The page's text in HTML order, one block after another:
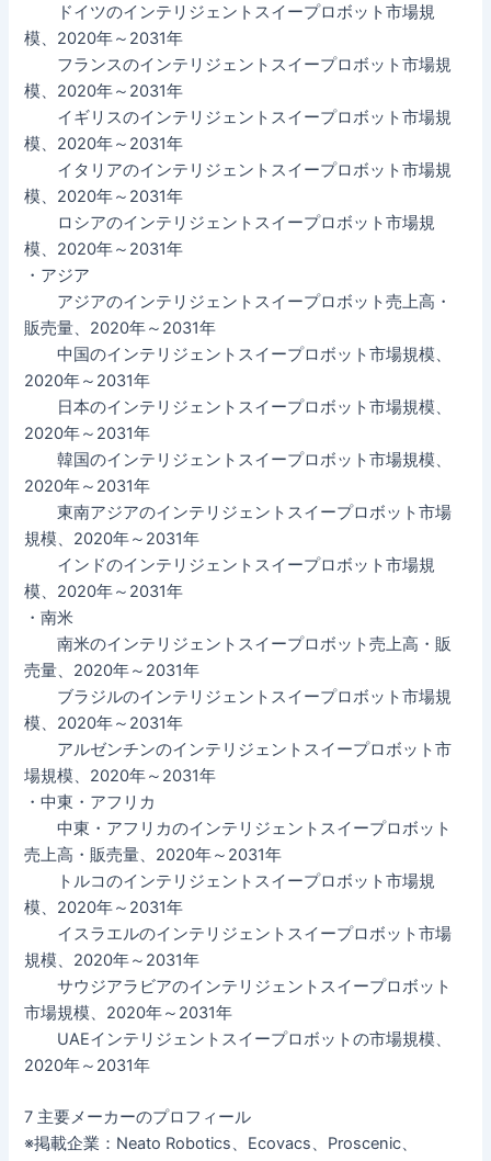
ドイツのインテリジェントスイープロボット市場規
模、2020年～2031年
フランスのインテリジェントスイープロボット市場規
模、2020年～2031年
イギリスのインテリジェントスイープロボット市場規
模、2020年～2031年
イタリアのインテリジェントスイープロボット市場規
模、2020年～2031年
ロシアのインテリジェントスイープロボット市場規
模、2020年～2031年
・アジア
アジアのインテリジェントスイープロボット売上高・
販売量、2020年～2031年
中国のインテリジェントスイープロボット市場規模、
2020年～2031年
日本のインテリジェントスイープロボット市場規模、
2020年～2031年
韓国のインテリジェントスイープロボット市場規模、
2020年～2031年
東南アジアのインテリジェントスイープロボット市場
規模、2020年～2031年
インドのインテリジェントスイープロボット市場規
模、2020年～2031年
・南米
南米のインテリジェントスイープロボット売上高・販
売量、2020年～2031年
ブラジルのインテリジェントスイープロボット市場規
模、2020年～2031年
アルゼンチンのインテリジェントスイープロボット市
場規模、2020年～2031年
・中東・アフリカ
中東・アフリカのインテリジェントスイープロボット
売上高・販売量、2020年～2031年
トルコのインテリジェントスイープロボット市場規
模、2020年～2031年
イスラエルのインテリジェントスイープロボット市場
規模、2020年～2031年
サウジアラビアのインテリジェントスイープロボット
市場規模、2020年～2031年
UAEインテリジェントスイープロボットの市場規模、
2020年～2031年
7 主要メーカーのプロフィール
※掲載企業：Neato Robotics、Ecovacs、Proscenic、